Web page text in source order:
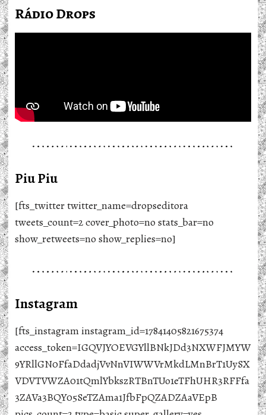
Rádio Drops
Piu Piu
[fts_twitter twitter_name=dropseditora
tweets_count=2 cover_photo=no stats_bar=no
show_retweets=no show_replies=no]
Instagram
[fts_instagram instagram_id=17841405821675374
access_token=IGQVJYOEVGYllBNkJDd3NXWFJMYW
9YRllGN0FfaDdadjVvNnVIWWVrMkdLMnBrT1UySX
VDVTVWZA01tQmlYbkszRTBnTUo1eTFhUHR3RFFfa
3ZAVa3BQY05SeTZAma1JfbFpQZADZAaVEpB